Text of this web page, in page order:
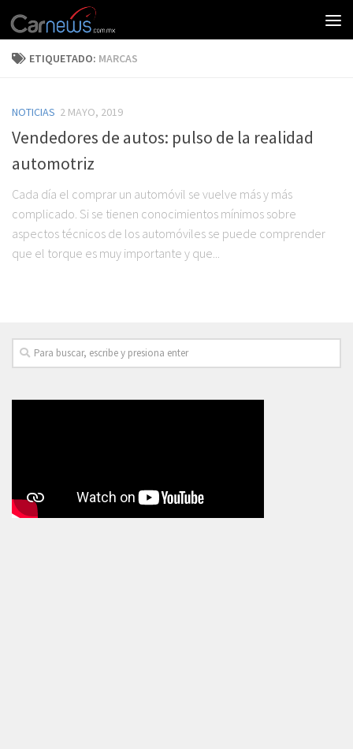
ETIQUETADO: MARCAS
NOTICIAS 2 MAYO, 2019
Vendedores de autos: pulso de la realidad
automotriz
Cada día el comprar un automóvil se vuelve más y más
complicado. Si se tienen conocimientos mínimos sobre
aspectos técnicos de los automóviles se puede comprender
que el torque es muy importante y que...